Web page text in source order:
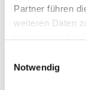
Partner führen
weiteren Daten
Notwendig
Über die
und